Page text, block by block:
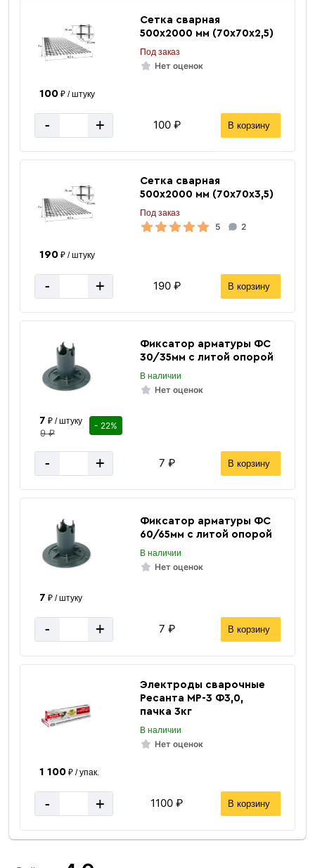
Сетка сварная
500х2000 мм (70х70х2,5)
Под заказ
Нет оценок
100₽ / штуку
- + 100 ₽ В корзину
Сетка сварная
500х2000 мм (70х70х3,5)
Под заказ
5 2
190₽ / штуку
- + 190 ₽ В корзину
Фиксатор арматуры ФС
30/35мм с литой опорой
В наличии
Нет оценок
7 ₽ / штуку
9 ₽
- 22%
- + 7 ₽ В корзину
Фиксатор арматуры ФС
60/65мм с литой опорой
В наличии
Нет оценок
7 ₽ / штуку
- + 7 ₽ В корзину
Электроды сварочные
Ресанта МР-3 Ф3,0,
пачка 3кг
В наличии
Нет оценок
1 100₽ / упак.
- + 1100 ₽ В корзину